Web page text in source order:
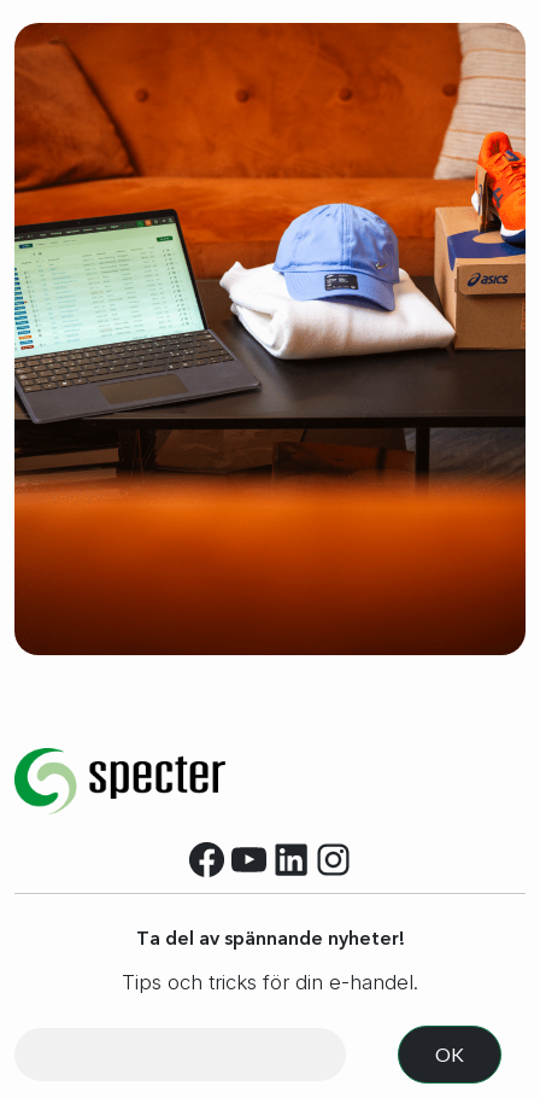
Facebook
YouTube
LinkedIn
Instagram
Ta del av spännande nyheter!
Tips och tricks för din e-handel.